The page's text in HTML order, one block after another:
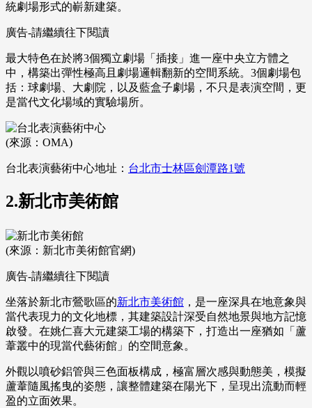
統劇場形式的嶄新建築。
廣告-請繼續往下閱讀
最大特色在於將3個獨立劇場「插接」進一座中央立方體之
中，構築出彈性極高且劇場邏輯翻新的空間系統。3個劇場包
括：球劇場、大劇院，以及藍盒子劇場，不只是表演空間，更
是當代文化場域的實驗場所。
(來源：OMA)
台北表演藝術中心地址： 台北市士林區劍潭路1號
2.新北市美術館
(來源：新北市美術館官網)
廣告-請繼續往下閱讀
坐落於新北市鶯歌區的新北市美術館 ，是一座深具在地意象與
當代表現力的文化地標，其建築設計深受自然地景與地方記憶
啟發。在姚仁喜大元建築工場的構築下，打造出一座猶如「蘆
葦叢中的現當代藝術館」的空間意象。
外觀以噴砂鋁管與三色面板構成，極富層次感與動態美，模擬
蘆葦隨風搖曳的姿態，讓整體建築在陽光下，呈現出流動而輕
盈的立面效果。